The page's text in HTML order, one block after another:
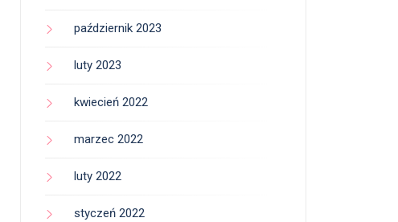
październik 2023
luty 2023
kwiecień 2022
marzec 2022
luty 2022
styczeń 2022